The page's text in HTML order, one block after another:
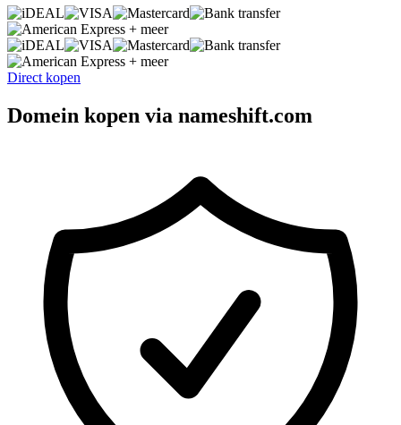
+ meer
+ meer
Direct kopen
Domein kopen via nameshift.com